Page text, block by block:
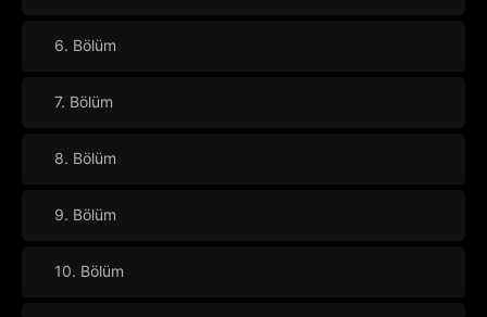
6. Bölüm
7. Bölüm
8. Bölüm
9. Bölüm
10. Bölüm